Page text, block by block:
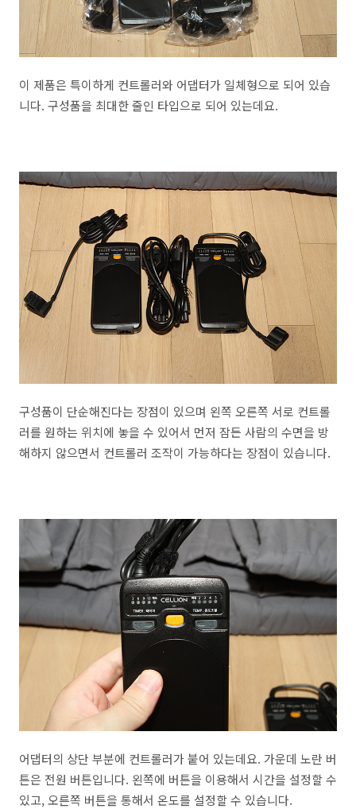
이 제품은 특이하게 컨트롤러와 어댑터가 일체형으로 되어 있습
니다. 구성품을 최대한 줄인 타입으로 되어 있는데요.
구성품이 단순해진다는 장점이 있으며 왼쪽 오른쪽 서로 컨트롤
러를 원하는 위치에 놓을 수 있어서 먼저 잠든 사람의 수면을 방
해하지 않으면서 컨트롤러 조작이 가능하다는 장점이 있습니다.
어댑터의 상단 부분에 컨트롤러가 붙어 있는데요. 가운데 노란 버
튼은 전원 버튼입니다. 왼쪽에 버튼을 이용해서 시간을 설정할 수
있고, 오른쪽 버튼을 통해서 온도를 설정할 수 있습니다.